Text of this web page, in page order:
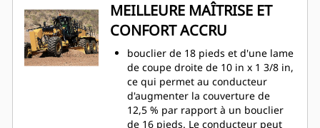
MEILLEURE MAÎTRISE ET
CONFORT ACCRU
bouclier de 18 pieds et d'une lame
de coupe droite de 10 in x 1 3/8 in,
ce qui permet au conducteur
d'augmenter la couverture de
12,5 % par rapport à un bouclier
de 16 pieds. Le conducteur peut